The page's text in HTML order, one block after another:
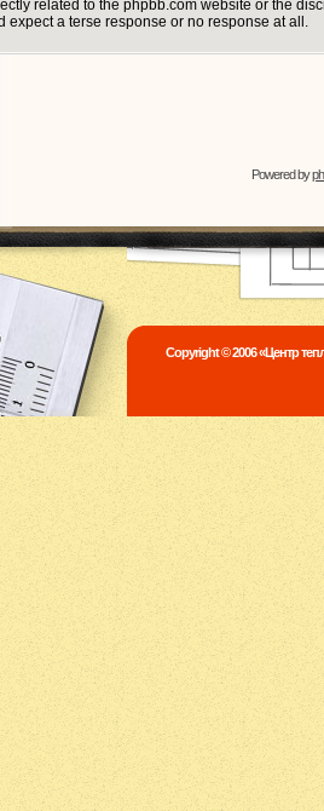
related to the phpbb.com website or the
expect a terse response or no response at all.
Powered by
Copyright © 2006 «Центр